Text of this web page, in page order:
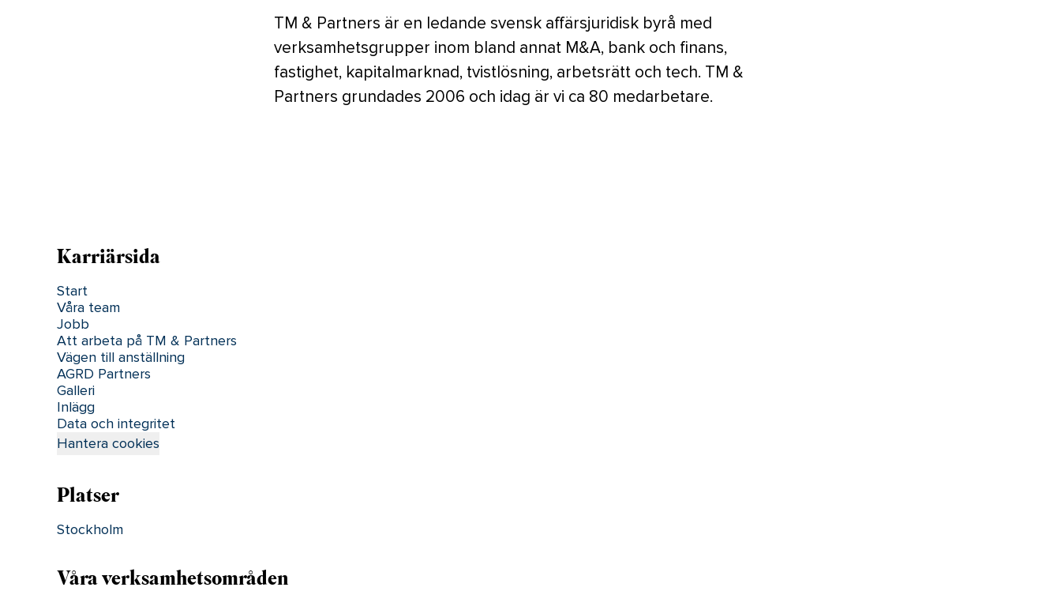
TM & Partners är en ledande svensk affärsjuridisk byrå med
verksamhetsgrupper inom bland annat M&A, bank och finans,
fastighet, kapitalmarknad, tvistlösning, arbetsrätt och tech. TM &
Partners grundades 2006 och idag är vi ca 80 medarbetare.
Karriärsida
Start
Våra team
Jobb
Att arbeta på TM & Partners
Vägen till anställning
AGRD Partners
Galleri
Inlägg
Data och integritet
Hantera cookies
Platser
Stockholm
Våra verksamhetsområden